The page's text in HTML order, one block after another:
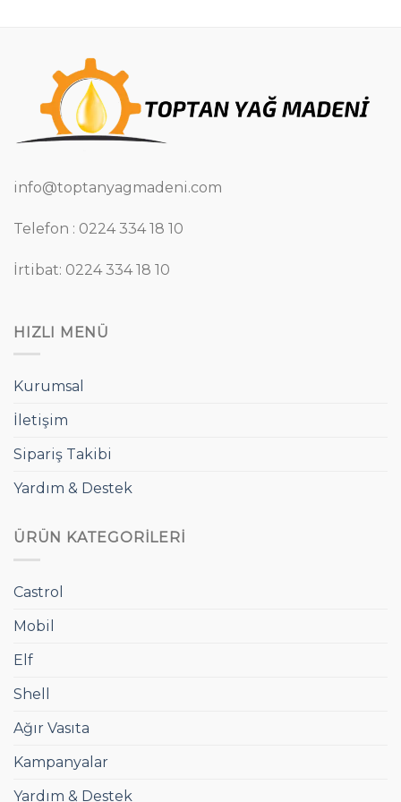
info@toptanyagmadeni.com
Telefon : 0224 334 18 10
İrtibat: 0224 334 18 10
HIZLI MENÜ
Kurumsal
İletişim
Sipariş Takibi
Yardım & Destek
ÜRÜN KATEGORILERI
Castrol
Mobil
Elf
Shell
Ağır Vasıta
Kampanyalar
Yardım & Destek